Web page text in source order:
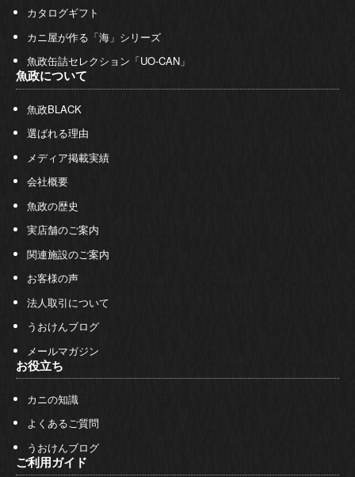
カタログギフト
カニ屋が作る「海」シリーズ
魚政缶詰セレクション「UO-CAN」
魚政について
魚政BLACK
選ばれる理由
メディア掲載実績
会社概要
魚政の歴史
実店舗のご案内
関連施設のご案内
お客様の声
法人取引について
うおけんブログ
メールマガジン
お役立ち
カニの知識
よくあるご質問
うおけんブログ
ご利用ガイド